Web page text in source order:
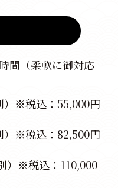
間（柔軟に御対応
※税込：55,000円
※税込：82,500円
※税込：110,000